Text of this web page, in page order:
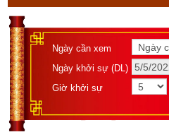
Lịch vạn niên - Chọn giờ tốt ngày đẹp
Ngày cần xem
Ngày khởi sự (DL)
Giờ khởi sự
Ngày cần xem
Ngày khởi sự (DL)
Giờ khởi sự